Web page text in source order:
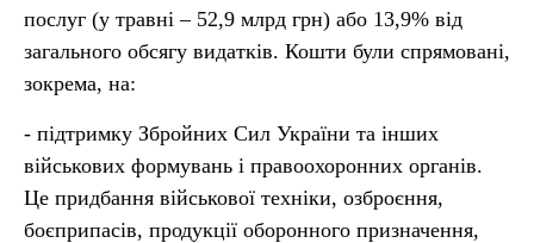
послуг (у травні – 52,9 млрд грн) або 13,9% від
загального обсягу видатків. Кошти були спрямовані,
зокрема, на:
- підтримку Збройних Сил України та інших
військових формувань і правоохоронних органів.
Це придбання військової техніки, озброєння,
боєприпасів, продукції оборонного призначення,